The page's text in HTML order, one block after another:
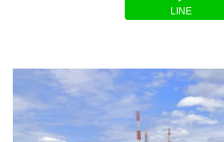
LINE